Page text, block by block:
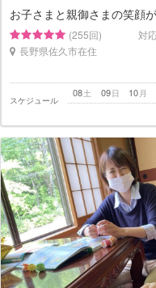
お子さまと親御さまの笑顔
(255回) 対
長野県佐久市在住
スケジュール
土
08 日
09 月
10